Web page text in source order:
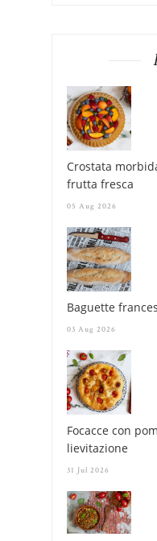
Crostata
frutta fresca
05 Aug 2026
Baguette
03 Aug 2026
Focacce con
lievitazione
31 Jul 2026